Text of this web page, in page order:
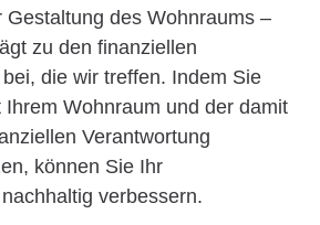
Gestaltung des Wohnraums –
zu den finanziellen
die wir treffen. Indem Sie
Wohnraum und der damit
Verantwortung
können Sie Ihr
verbessern.